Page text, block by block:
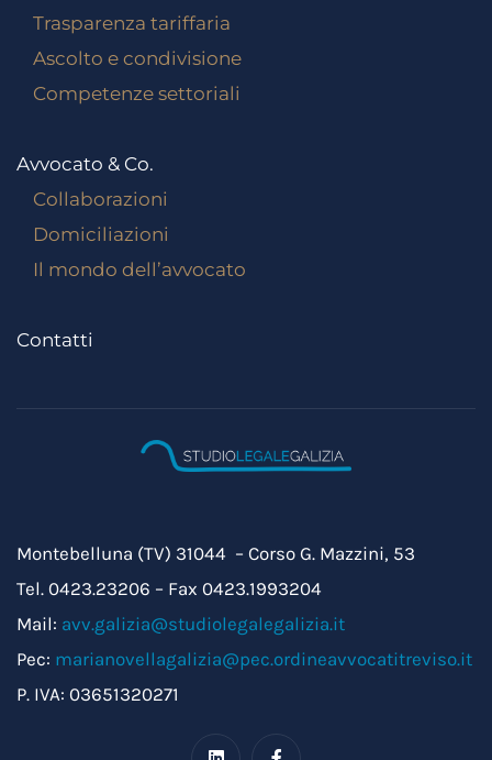
Trasparenza tariffaria
Ascolto e condivisione
Competenze settoriali
Avvocato & Co.
Collaborazioni
Domiciliazioni
Il mondo dell’avvocato
Contatti
Montebelluna (TV) 31044 – Corso G. Mazzini, 53
Tel. 0423.23206 – Fax 0423.1993204
Mail: avv.galizia@studiolegalegalizia.it
Pec: marianovellagalizia@pec.ordineavvocatitreviso.it
P. IVA: 03651320271